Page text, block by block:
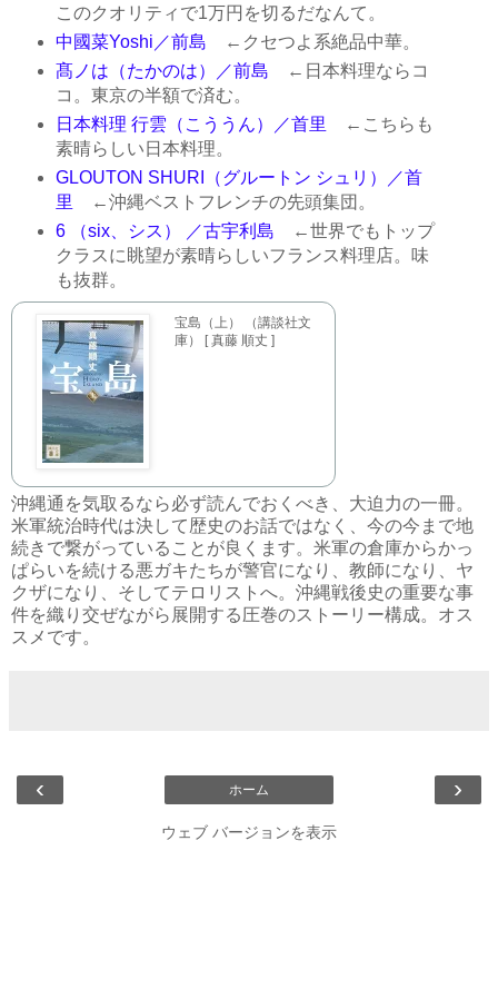
このクオリティで1万円を切るだなんて。
中國菜Yoshi／前島 ←クセつよ系絶品中華。
髙ノは（たかのは）／前島 ←日本料理ならコ
コ。東京の半額で済む。
日本料理 行雲（こううん）／首里 ←こちらも
素晴らしい日本料理。
GLOUTON SHURI（グルートン シュリ）／首
里 ←沖縄ベストフレンチの先頭集団。
6 （six、シス） ／古宇利島 ←世界でもトップ
クラスに眺望が素晴らしいフランス料理店。味
も抜群。
宝島（上） （講談社文
庫） [ 真藤 順丈 ]
沖縄通を気取るなら必ず読んでおくべき、大迫力の一冊。
米軍統治時代は決して歴史のお話ではなく、今の今まで地
続きで繋がっていることが良くます。米軍の倉庫からかっ
ぱらいを続ける悪ガキたちが警官になり、教師になり、ヤ
クザになり、そしてテロリストへ。沖縄戦後史の重要な事
件を織り交ぜながら展開する圧巻のストーリー構成。オス
スメです。
‹ ›
ホーム
ウェブ バージョンを表示